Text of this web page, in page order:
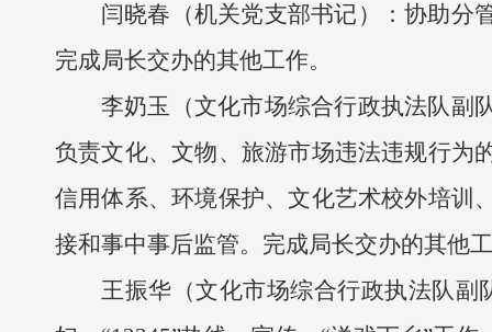
闫晓春（机关党支部书记）：协助分
完成局长交办的其他工作。
李奶玉（文化市场综合行政执法队副
负责文化、文物、旅游市场违法违规行为
信用体系、环境保护、文化艺术校外培训
接和事中事后监管。完成局长交办的其他
王振华（文化市场综合行政执法队副